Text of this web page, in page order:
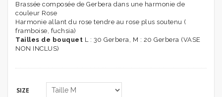
Brassée composée de Gerbera dans une harmonie de
couleur Rose
Harmonie allant du rose tendre au rose plus soutenu (
framboise, fuchsia)
Tailles de bouquet L : 30 Gerbera, M : 20 Gerbera (VASE
NON INCLUS)
SIZE